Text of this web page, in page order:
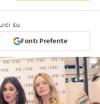
su
Fonti Preferite